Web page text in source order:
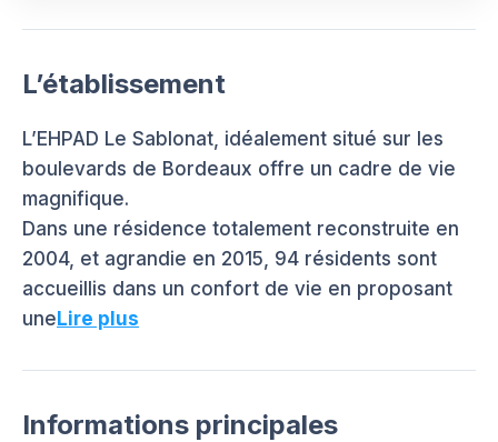
L’établissement
L’EHPAD Le Sablonat, idéalement situé sur les
boulevards de Bordeaux offre un cadre de vie
magnifique.
Dans une résidence totalement reconstruite en
2004, et agrandie en 2015, 94 résidents sont
accueillis dans un confort de vie en proposant
uneLire plus
Informations principales